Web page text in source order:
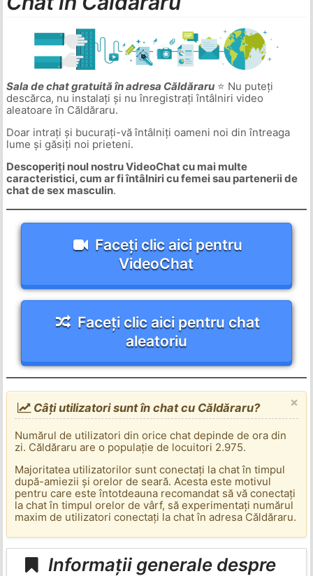
Sala de chat gratuită în adresa Căldăraru⭐ Nu puteți
descărca, nu instalați și nu înregistrați întâlniri video
aleatoare în Căldăraru.
Doar intrați și bucurați-vă întâlniți oameni noi din întreaga
lume și găsiți noi prieteni.
Descoperiți noul nostru VideoChat cu mai multe
caracteristici, cum ar fi întâlniri cu femei sau partenerii de
chat de sex masculin.
Faceți clic aici pentru
VideoChat
Faceți clic aici pentru chat
aleatoriu
×
Câți utilizatori sunt în chat cu Căldăraru?
Numărul de utilizatori din orice chat depinde de ora din
zi. Căldăraru are o populație de locuitori 2.975.
Majoritatea utilizatorilor sunt conectați la chat în timpul
după-amiezii și orelor de seară. Acesta este motivul
pentru care este întotdeauna recomandat să vă conectați
la chat în timpul orelor de vârf, să experimentați numărul
maxim de utilizatori conectați la chat în adresa Căldăraru.
Informații generale despre